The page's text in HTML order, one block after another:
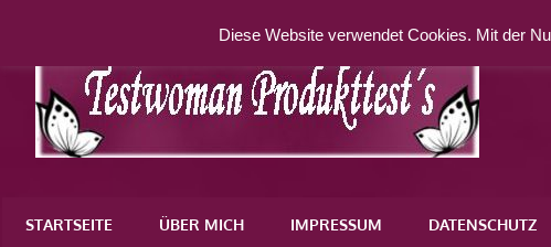
springen
WordPress-
STARTSEITE ÜBER MICH IMPRESSUM DATENSCHUTZ
Diese Website verwendet Cookies. Mit der